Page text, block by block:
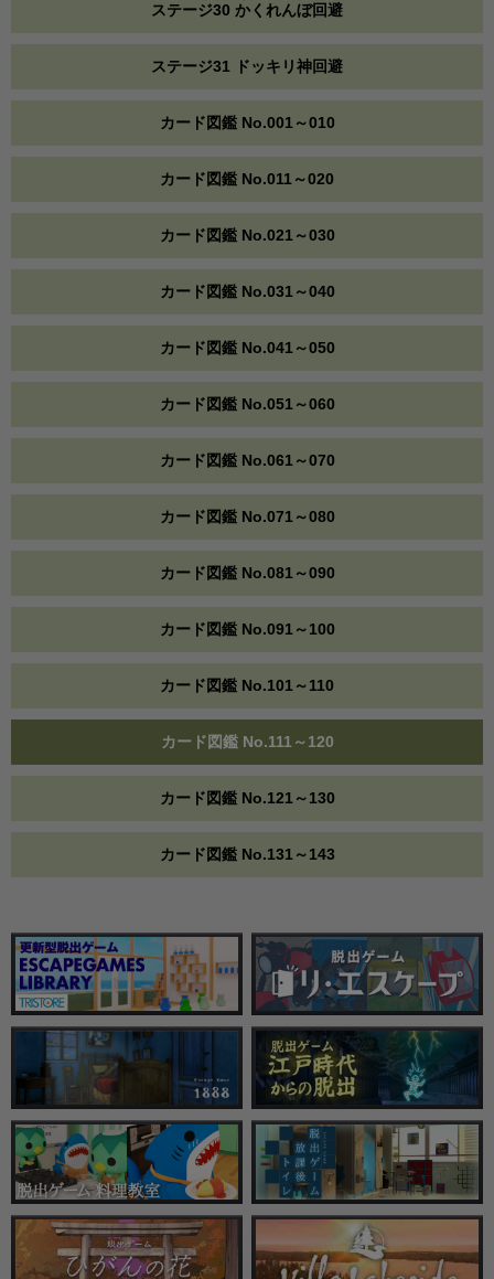
ステージ30 かくれんぼ回避
ステージ31 ドッキリ神回避
カード図鑑 No.001～010
カード図鑑 No.011～020
カード図鑑 No.021～030
カード図鑑 No.031～040
カード図鑑 No.041～050
カード図鑑 No.051～060
カード図鑑 No.061～070
カード図鑑 No.071～080
カード図鑑 No.081～090
カード図鑑 No.091～100
カード図鑑 No.101～110
カード図鑑 No.111～120
カード図鑑 No.121～130
カード図鑑 No.131～143